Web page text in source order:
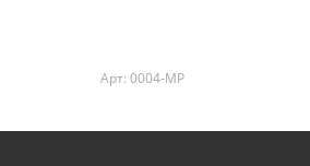
Арт: 0004-MP